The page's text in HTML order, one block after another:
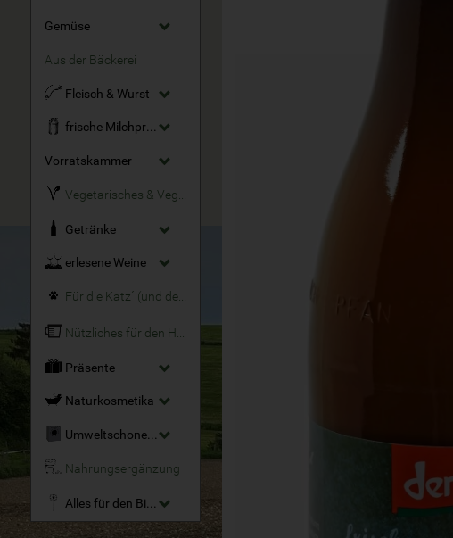
Gemüse
Aus der Bäckerei
Fleisch & Wurst
frische Milchprodukte
Vorratskammer
Getränke
erlesene Weine
Für die Katz´ (und den Hund)
Präsente
Naturkosmetika
Umweltschonende Reinigungsmittel
Nahrungsergänzung
Alles für den Bio-Garten